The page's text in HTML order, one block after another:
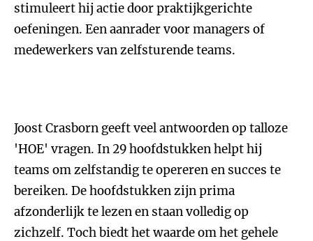
stimuleert hij actie door praktijkgerichte
oefeningen. Een aanrader voor managers of
medewerkers van zelfsturende teams.
Joost Crasborn geeft veel antwoorden op talloze
'HOE' vragen. In 29 hoofdstukken helpt hij
teams om zelfstandig te opereren en succes te
bereiken. De hoofdstukken zijn prima
afzonderlijk te lezen en staan volledig op
zichzelf. Toch biedt het waarde om het gehele